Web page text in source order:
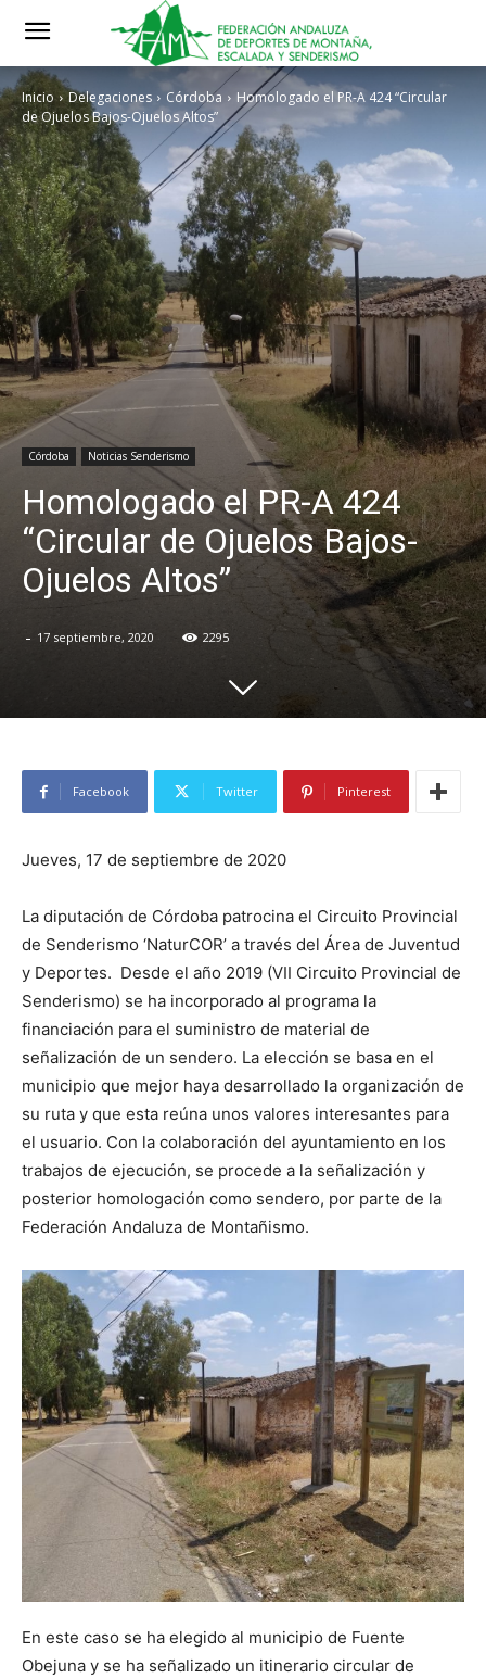
Inicio Delegaciones Córdoba
Homologado el PR-A 424 “Circular
de Ojuelos Bajos-Ojuelos Altos”
Córdoba Noticias Senderismo
Homologado el PR-A 424
“Circular de Ojuelos Bajos-
Ojuelos Altos”
- 17 septiembre, 2020 2295
Facebook Twitter Pinterest
Jueves, 17 de septiembre de 2020
La diputación de Córdoba patrocina el Circuito Provincial
de Senderismo ‘NaturCOR’ a través del Área de Juventud
y Deportes. Desde el año 2019 (VII Circuito Provincial de
Senderismo) se ha incorporado al programa la
financiación para el suministro de material de
señalización de un sendero. La elección se basa en el
municipio que mejor haya desarrollado la organización de
su ruta y que esta reúna unos valores interesantes para
el usuario. Con la colaboración del ayuntamiento en los
trabajos de ejecución, se procede a la señalización y
posterior homologación como sendero, por parte de la
Federación Andaluza de Montañismo.
En este caso se ha elegido al municipio de Fuente
Obejuna y se ha señalizado un itinerario circular de